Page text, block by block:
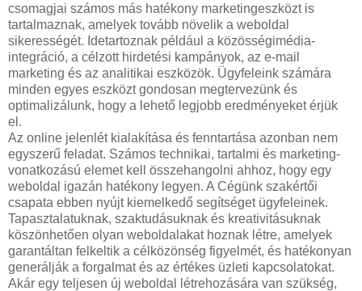
csomagjai számos más hatékony marketingeszközt is
tartalmaznak, amelyek tovább növelik a weboldal
sikerességét. Idetartoznak például a közösségimédia-
integráció, a célzott hirdetési kampányok, az e-mail
marketing és az analitikai eszközök. Ügyfeleink számára
minden egyes eszközt gondosan megtervezünk és
optimalizálunk, hogy a lehető legjobb eredményeket érjük
el.
Az online jelenlét kialakítása és fenntartása azonban nem
egyszerű feladat. Számos technikai, tartalmi és marketing-
vonatkozású elemet kell összehangolni ahhoz, hogy egy
weboldal igazán hatékony legyen. A Cégünk szakértői
csapata ebben nyújt kiemelkedő segítséget ügyfeleinek.
Tapasztalatuknak, szaktudásuknak és kreativitásuknak
köszönhetően olyan weboldalakat hoznak létre, amelyek
garantáltan felkeltik a célközönség figyelmét, és hatékonyan
generálják a forgalmat és az értékes üzleti kapcsolatokat.
Akár egy teljesen új weboldal létrehozására van szükség,